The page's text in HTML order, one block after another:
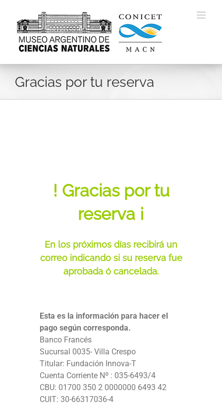
content
Gracias por tu reserva
! Gracias por tu
reserva ¡
En los próximos días recibirá un
correo indicando si su reserva fue
aprobada ó cancelada.
Esta es la información para hacer el
pago según corresponda.
Banco Francés
Sucursal 0035- Villa Crespo
Titular: Fundación Innova-T
Cuenta Corriente Nº : 035-6493/4
CBU: 01700 350 2 0000000 6493 42
CUIT: 30-66317036-4